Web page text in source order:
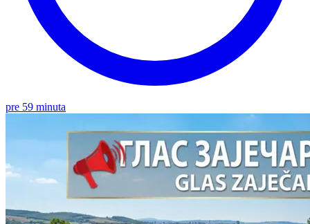
pre 59 minuta